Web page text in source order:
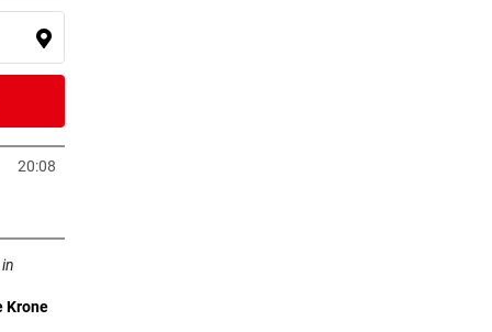
Stunde
Stunde
Stunde
Stunde
20:08
Tab öffnen
neuem Tab öffnen
Krone